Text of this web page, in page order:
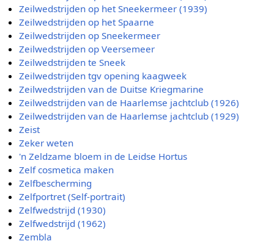
Zeilwedstrijden op het Sneekermeer (1939)
Zeilwedstrijden op het Spaarne
Zeilwedstrijden op Sneekermeer
Zeilwedstrijden op Veersemeer
Zeilwedstrijden te Sneek
Zeilwedstrijden tgv opening kaagweek
Zeilwedstrijden van de Duitse Kriegmarine
Zeilwedstrijden van de Haarlemse jachtclub (1926)
Zeilwedstrijden van de Haarlemse jachtclub (1929)
Zeist
Zeker weten
'n Zeldzame bloem in de Leidse Hortus
Zelf cosmetica maken
Zelfbescherming
Zelfportret (Self-portrait)
Zelfwedstrijd (1930)
Zelfwedstrijd (1962)
Zembla